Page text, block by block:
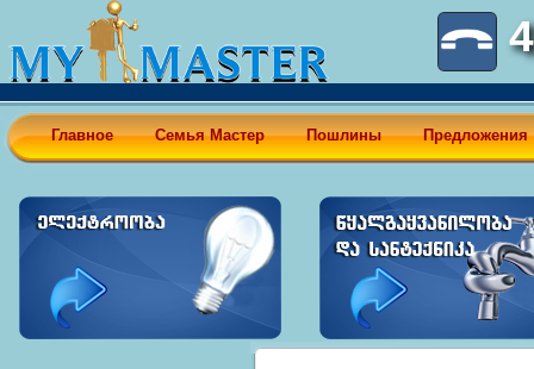
Главное Семья Мастер Пошлины Предложения